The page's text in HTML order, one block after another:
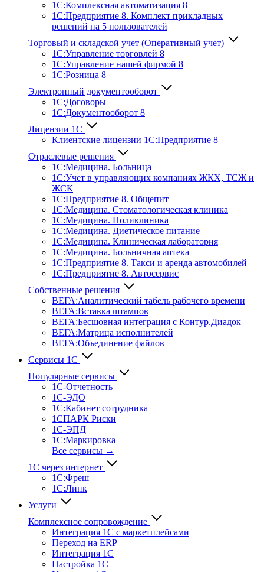
1С:Комплексная автоматизация 8
1С:Предприятие 8. Комплект прикладных
решений на 5 пользователей
Торговый и складской учет (Оперативный учет)
1С:Управление торговлей 8
1С:Управление нашей фирмой 8
1С:Розница 8
Электронный документооборот
1С:Договоры
1С:Документооборот 8
Лицензии 1С
Клиентские лицензии 1С:Предприятие 8
Отраслевые решения
1С:Медицина. Больница
1C:Учет в управляющих компаниях ЖКХ, ТСЖ и
ЖСК
1С:Предприятие 8. Общепит
1С:Медицина. Стоматологическая клиника
1С:Медицина. Поликлиника
1С:Медицина. Диетическое питание
1С:Медицина. Клиническая лаборатория
1С:Медицина. Больничная аптека
1С:Предприятие 8. Такси и аренда автомобилей
1С:Предприятие 8. Автосервис
Собственные решения
ВЕГА:Аналитичес­кий табель рабочего времени
ВЕГА:Вставка штампов
ВЕГА:Бесшовная интеграция с Контур.Диадок
ВЕГА:Матрица исполнителей
ВЕГА:Объединение файлов
Сервисы 1С
Популярные сервисы
1С-Отчет­ность
1С-ЭДО
1С:Кабинет сотрудника
1СПАРК Риски
1С-ЭПД
1С:Маркировка
Все сервисы →
1С через интернет
1С:Фреш
1С:Линк
Услуги
Комплексное сопровождение
Интеграция 1С с маркетплейсами
Переход на ERP
Интеграция 1С
Настройка 1С